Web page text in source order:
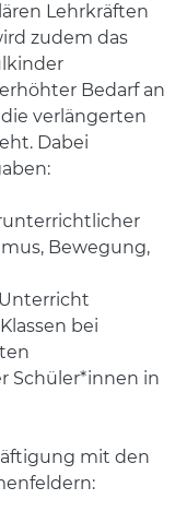
Lehrkräften
zudem das
Bedarf an
verlängerten
Dabei
Bewegung,
bei
Schüler*innen in
mit den